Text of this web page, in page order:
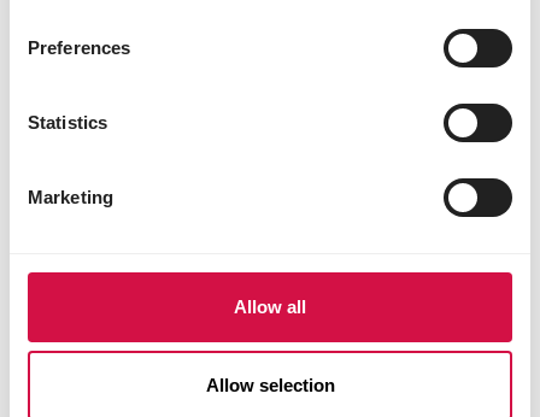
Preferences
Statistics
Marketing
Allow all
Allow selection
des poules. Les coqs feront des combats simulés
afin de déterminer la hiérarchie dans le groupe.